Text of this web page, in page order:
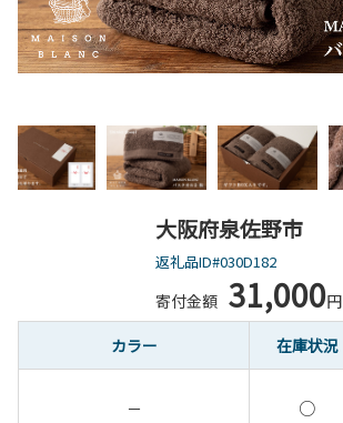
大阪府泉佐野市
返礼品ID#030D182
寄付金額 31,000円
カラー
在庫状況
－ ○